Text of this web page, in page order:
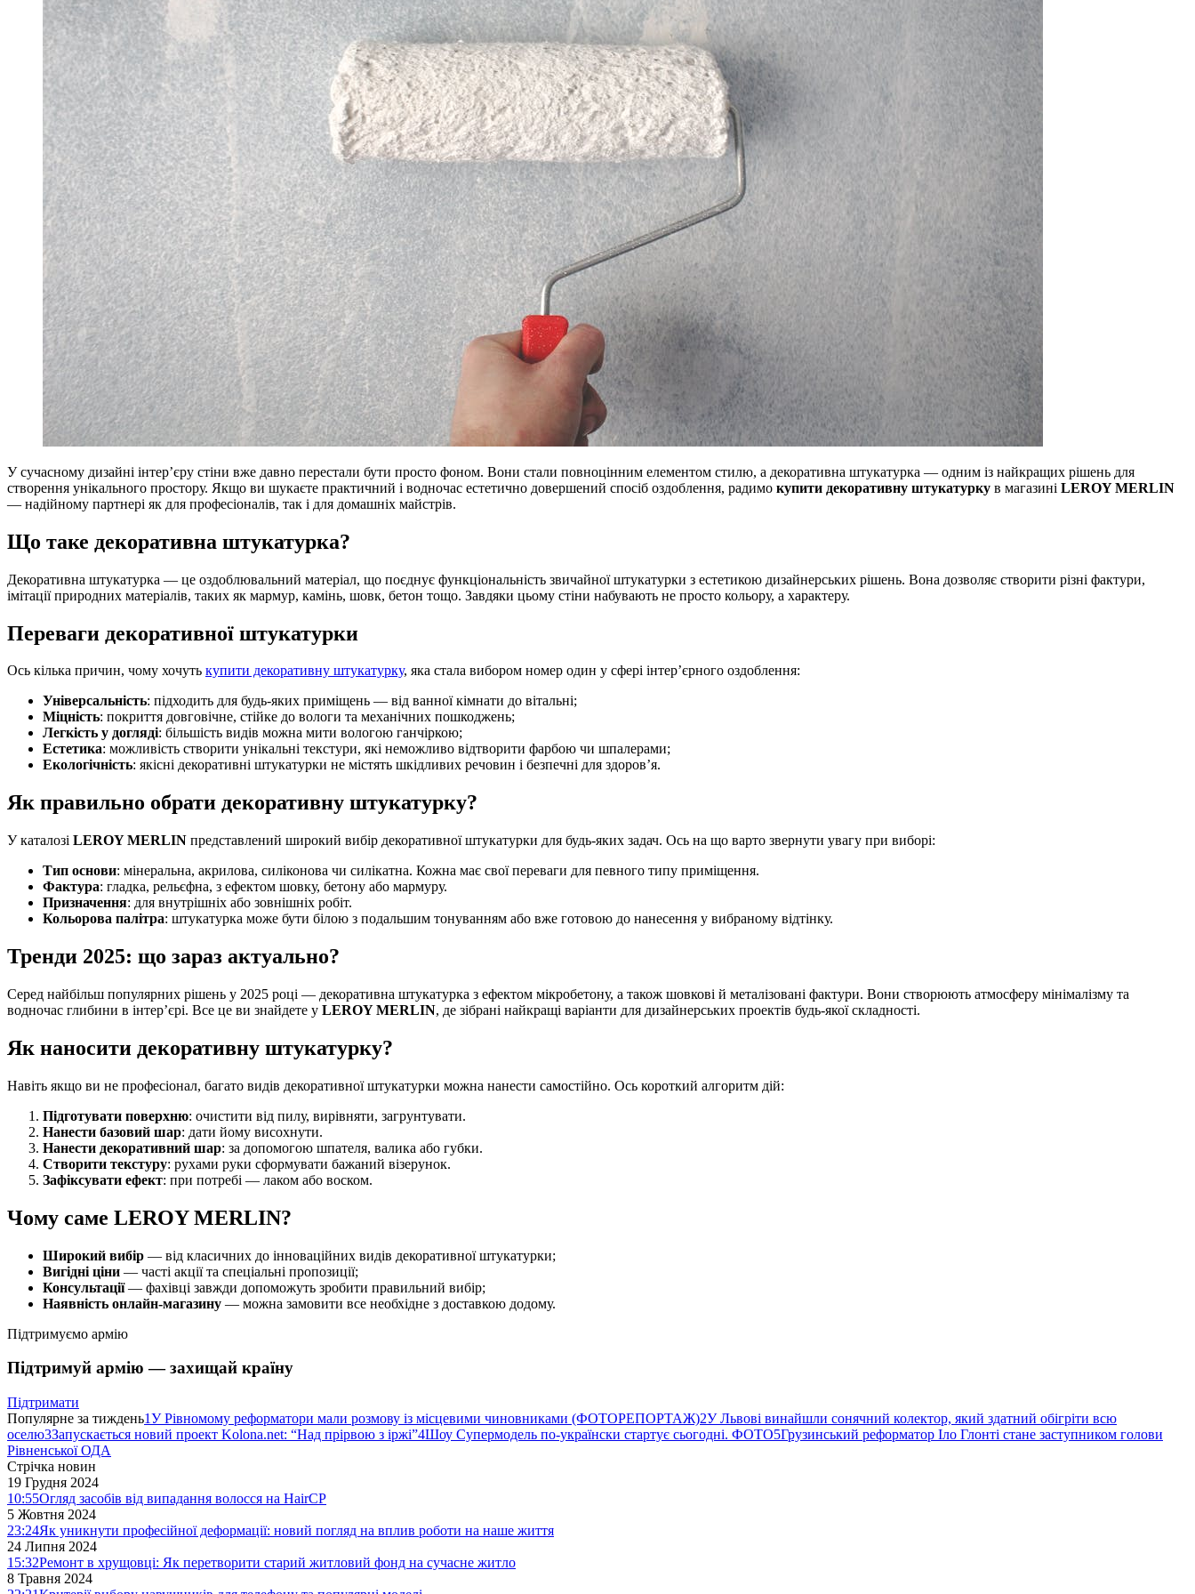
У сучасному дизайні інтер’єру стіни вже давно перестали бути просто фоном. Вони стали повноцінним елементом стилю, а декоративна штукатурка — одним із найкращих рішень для
створення унікального простору. Якщо ви шукаєте практичний і водночас естетично довершений спосіб оздоблення, радимо купити декоративну штукатурку в магазині LEROY MERLIN
— надійному партнері як для професіоналів, так і для домашніх майстрів.
Що таке декоративна штукатурка?
Декоративна штукатурка — це оздоблювальний матеріал, що поєднує функціональність звичайної штукатурки з естетикою дизайнерських рішень. Вона дозволяє створити різні фактури,
імітації природних матеріалів, таких як мармур, камінь, шовк, бетон тощо. Завдяки цьому стіни набувають не просто кольору, а характеру.
Переваги декоративної штукатурки
Ось кілька причин, чому хочуть купити декоративну штукатурку, яка стала вибором номер один у сфері інтер’єрного оздоблення:
Універсальність: підходить для будь-яких приміщень — від ванної кімнати до вітальні;
Міцність: покриття довговічне, стійке до вологи та механічних пошкоджень;
Легкість у догляді: більшість видів можна мити вологою ганчіркою;
Естетика: можливість створити унікальні текстури, які неможливо відтворити фарбою чи шпалерами;
Екологічність: якісні декоративні штукатурки не містять шкідливих речовин і безпечні для здоров’я.
Як правильно обрати декоративну штукатурку?
У каталозі LEROY MERLIN представлений широкий вибір декоративної штукатурки для будь-яких задач. Ось на що варто звернути увагу при виборі:
Тип основи: мінеральна, акрилова, силіконова чи силікатна. Кожна має свої переваги для певного типу приміщення.
Фактура: гладка, рельєфна, з ефектом шовку, бетону або мармуру.
Призначення: для внутрішніх або зовнішніх робіт.
Кольорова палітра: штукатурка може бути білою з подальшим тонуванням або вже готовою до нанесення у вибраному відтінку.
Тренди 2025: що зараз актуально?
Серед найбільш популярних рішень у 2025 році — декоративна штукатурка з ефектом мікробетону, а також шовкові й металізовані фактури. Вони створюють атмосферу мінімалізму та
водночас глибини в інтер’єрі. Все це ви знайдете у LEROY MERLIN, де зібрані найкращі варіанти для дизайнерських проектів будь-якої складності.
Як наносити декоративну штукатурку?
Навіть якщо ви не професіонал, багато видів декоративної штукатурки можна нанести самостійно. Ось короткий алгоритм дій:
Підготувати поверхню: очистити від пилу, вирівняти, загрунтувати.
Нанести базовий шар: дати йому висохнути.
Нанести декоративний шар: за допомогою шпателя, валика або губки.
Створити текстуру: рухами руки сформувати бажаний візерунок.
Зафіксувати ефект: при потребі — лаком або воском.
Чому саме LEROY MERLIN?
Широкий вибір — від класичних до інноваційних видів декоративної штукатурки;
Вигідні ціни — часті акції та спеціальні пропозиції;
Консультації— фахівці завжди допоможуть зробити правильний вибір;
Наявність онлайн-магазину — можна замовити все необхідне з доставкою додому.
Підтримуємо армію
Підтримуй армію — захищай країну
Підтримати
Популярне за тиждень1У Рівномому реформатори мали розмову із місцевими чиновниками (ФОТОРЕПОРТАЖ)2У Львові винайшли сонячний колектор, який здатний обігріти всю
оселю3Запускається новий проект Kolona.net: “Над прірвою з іржі”4Шоу Супермодель по-українски стартує сьогодні. ФОТО5Грузинський реформатор Іло Глонті стане заступником голови
Рівненської ОДА
Стрічка новин
19 Грудня 2024
10:55Огляд засобів від випадання волосся на HairCP
5 Жовтня 2024
23:24Як уникнути професійної деформації: новий погляд на вплив роботи на наше життя
24 Липня 2024
15:32Ремонт в хрущовці: Як перетворити старий житловий фонд на сучасне житло
8 Травня 2024